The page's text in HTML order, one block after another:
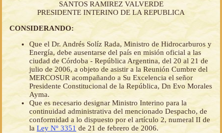
SANTOS RAMIREZ VALVERDE
PRESIDENTE INTERINO DE LA REPUBLICA
CONSIDERANDO:
Que el Dr. Andrés Solíz Rada, Ministro de Hidrocarburos y
Energía, debe ausentarse del país en misión oficial a las
ciudad de Córdoba - República Argentina, del 20 al 21 de
julio de 2006, a objeto de asistir a la Reunión Cumbre del
MERCOSUR acompañando a Su Excelencia el señor
Presidente Constitucional de la República, Dn Evo Morales
Ayma.
Que es necesario designar Ministro Interino para la
continuidad administrativa del mencionado Despacho, de
conformidad a lo dispuesto por el artículo 2, numeral II de
la Ley Nº 3351 de 21 de febrero de 2006.